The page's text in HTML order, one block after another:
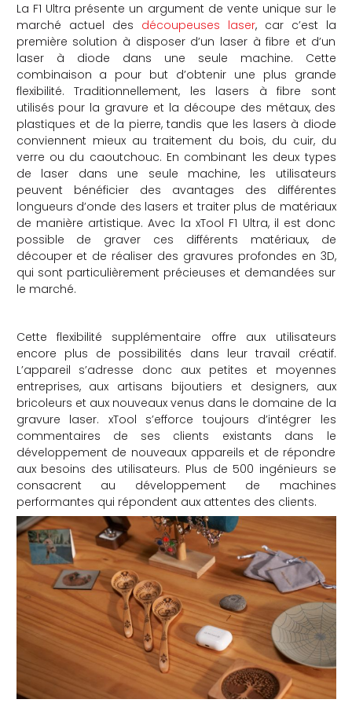
La F1 Ultra présente un argument de vente unique sur le
marché actuel des découpeuses laser, car c’est la
première solution à disposer d’un laser à fibre et d’un
laser à diode dans une seule machine. Cette
combinaison a pour but d’obtenir une plus grande
flexibilité. Traditionnellement, les lasers à fibre sont
utilisés pour la gravure et la découpe des métaux, des
plastiques et de la pierre, tandis que les lasers à diode
conviennent mieux au traitement du bois, du cuir, du
verre ou du caoutchouc. En combinant les deux types
de laser dans une seule machine, les utilisateurs
peuvent bénéficier des avantages des différentes
longueurs d’onde des lasers et traiter plus de matériaux
de manière artistique. Avec la xTool F1 Ultra, il est donc
possible de graver ces différents matériaux, de
découper et de réaliser des gravures profondes en 3D,
qui sont particulièrement précieuses et demandées sur
le marché.
Cette flexibilité supplémentaire offre aux utilisateurs
encore plus de possibilités dans leur travail créatif.
L’appareil s’adresse donc aux petites et moyennes
entreprises, aux artisans bijoutiers et designers, aux
bricoleurs et aux nouveaux venus dans le domaine de la
gravure laser. xTool s’efforce toujours d’intégrer les
commentaires de ses clients existants dans le
développement de nouveaux appareils et de répondre
aux besoins des utilisateurs. Plus de 500 ingénieurs se
consacrent au développement de machines
performantes qui répondent aux attentes des clients.